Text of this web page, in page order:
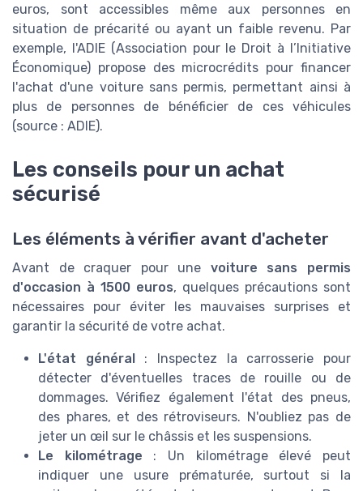
euros, sont accessibles même aux personnes en
situation de précarité ou ayant un faible revenu. Par
exemple, l'ADIE (Association pour le Droit à l’Initiative
Économique) propose des microcrédits pour financer
l'achat d'une voiture sans permis, permettant ainsi à
plus de personnes de bénéficier de ces véhicules
(source : ADIE).
Les conseils pour un achat
sécurisé
Les éléments à vérifier avant d'acheter
Avant de craquer pour une voiture sans permis
d'occasion à 1500 euros, quelques précautions sont
nécessaires pour éviter les mauvaises surprises et
garantir la sécurité de votre achat.
L'état général: Inspectez la carrosserie pour
détecter d'éventuelles traces de rouille ou de
dommages. Vérifiez également l'état des pneus,
des phares, et des rétroviseurs. N'oubliez pas de
jeter un œil sur le châssis et les suspensions.
Le kilométrage : Un kilométrage élevé peut
indiquer une usure prématurée, surtout si la